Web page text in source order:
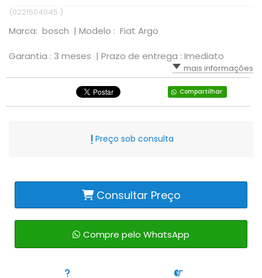
(0221504045 )
Marca: bosch | Modelo : Fiat Argo
Garantia : 3 meses | Prazo de entrega : Imediato
mais informações
Compartilhar
Preço sob consulta
Consultar Preço
Compre pelo WhatsApp